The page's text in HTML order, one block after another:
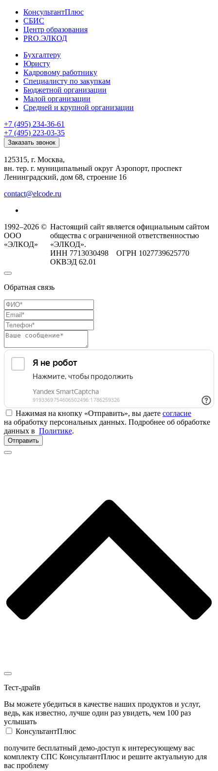
КонсультантПлюс
СБИС
Центр образования
PRO.ЭЛКОД
Бухгалтеру
Юристу
Кадровому работнику
Специалисту по закупкам
Бюджетной организации
Малой организации
Средней и крупной организации
+7 (495) 234-36-61
+7 (495) 223-03-35
Заказать звонок
125315, г. Москва,
вн. тер. г. муниципальный округ Аэропорт, проспект
Ленинградский, дом 68, строение 16
contact@elcode.ru
1992–2026 ©
ООО
«ЭЛКОД»
Настоящий сайт является официальным сайтом
общества с ограниченной ответственностью
«ЭЛКОД».
ИНН 7713030498 ОГРН 1027739625770
ОКВЭД 62.01
Обратная связь
Нажимая на кнопку «Отправить», вы даете согласие
на обработку персональных данных. Подробнее об обработке
данных в Политике.
Отправить
Тест-драйв
Вы можете убедиться в качестве наших продуктов и услуг,
ведь, как известно, лучше один раз увидеть, чем 100 раз
услышать
КонсультантПлюс
получите бесплатный демо-доступ к интересующему вас
комплекту СПС КонсультантПлюс и решите актуальную для
вас проблему